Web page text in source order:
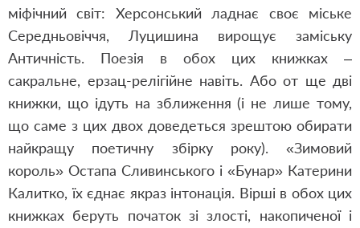
міфічний світ: Херсонський ладнає своє міське
Середньовіччя, Луцишина вирощує заміську
Античність. Поезія в обох цих книжках –
сакральне, ерзац-релігійне навіть. Або от ще дві
книжки, що ідуть на зближення (і не лише тому,
що саме з цих двох доведеться зрештою обирати
найкращу поетичну збірку року). «Зимовий
король» Остапа Сливинського і «Бунар» Катерини
Калитко, їх єднає якраз інтонація. Вірші в обох цих
книжках беруть початок зі злості, накопиченої і